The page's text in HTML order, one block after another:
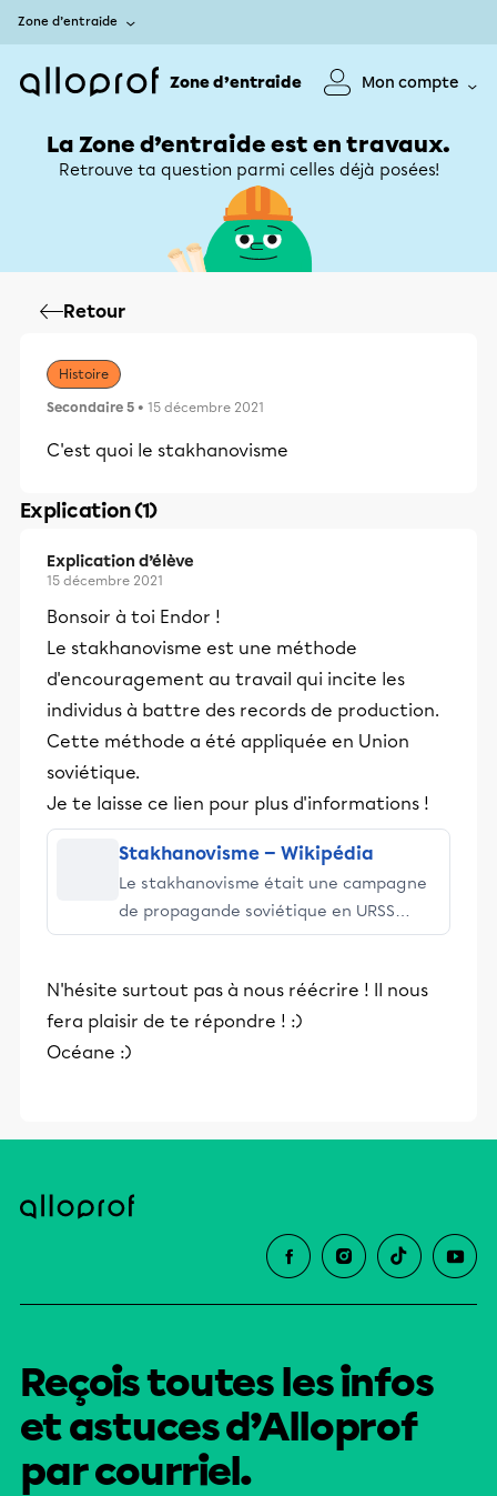
Zone d’entraide
Zone d’entraide Mon compte
La Zone d’entraide est en travaux.
Retrouve ta question parmi celles déjà posées!
Retour
Histoire
Secondaire 5 • 15 décembre 2021
C'est quoi le stakhanovisme
Explication (1)
Explication d’élève
15 décembre 2021
Bonsoir à toi Endor !
Le stakhanovisme est une méthode
d'encouragement au travail qui incite les
individus à battre des records de production.
Cette méthode a été appliquée en Union
soviétique.
Je te laisse ce lien pour plus d'informations !
Stakhanovisme — Wikipédia
Le stakhanovisme était une campagne
de propagande soviétique en URSS
faisant l'apologie d'un travailleur très
N'hésite surtout pas à nous réécrire ! Il nous
fera plaisir de te répondre ! :)
Océane :)
Reçois toutes les infos
et astuces d’Alloprof
par courriel.